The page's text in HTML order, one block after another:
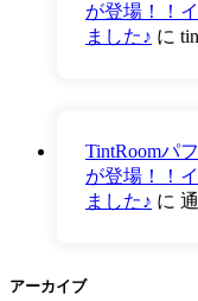
が登場！！
ました♪ に
TintRoomパ
が登場！！
ました♪ に
アーカイブ